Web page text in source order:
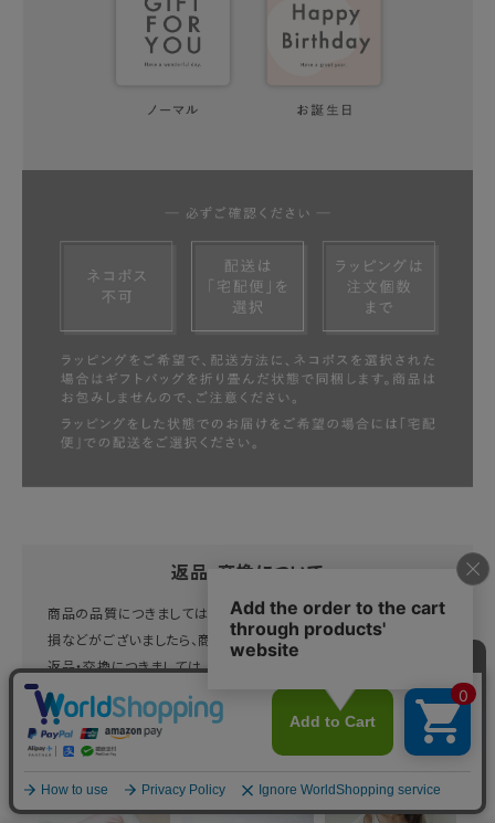
返品・交換について
商品の品質につきましては、万全を期しておりますが、万一不良・破
損などがございましたら、商品到着後7日以内にお知らせください。
返品・交換につきましては、1週間以内、未開封・未使用に限り可能
です。